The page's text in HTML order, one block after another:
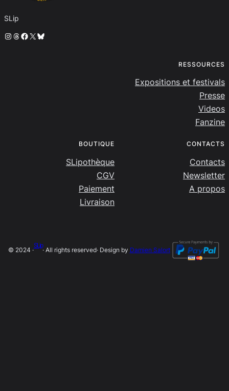
SLip
Instagram
Threads
Facebook
X Bluesky
RESSOURCES
Expositions et festivals
Presse
Videos
Fanzine
BOUTIQUE
SLipothèque
CGV
Paiement
Livraison
CONTACTS
Contacts
Newsletter
A propos
© 2024 ·
SLip
· All rights reserved· Design by Damien Salort